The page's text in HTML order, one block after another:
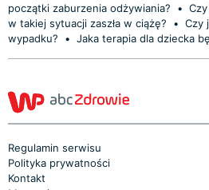
początki zaburzenia odżywiania?
•
w takiej sytuacji zaszła w ciążę?
• Czy
wypadku?
• Jaka terapia dla dziecka
Regulamin serwisu
Polityka prywatności
Kontakt